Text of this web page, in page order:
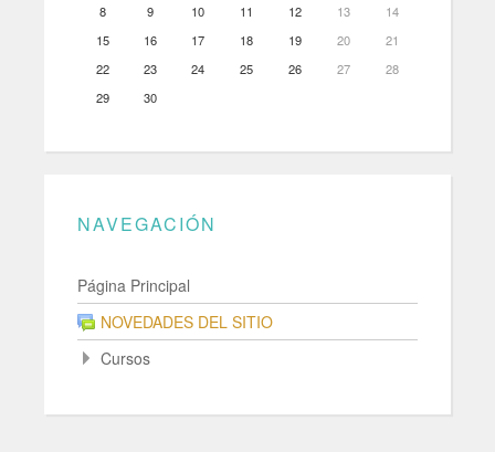
8
9 10 11 12 13
14
15
16 17 18 19 20
21
22
23 24 25 26 27
28
29
30
NAVEGACIÓN
Página Principal
NOVEDADES DEL SITIO
Cursos